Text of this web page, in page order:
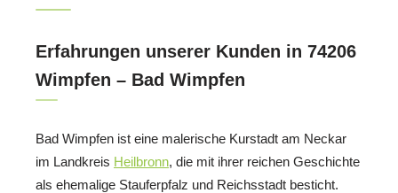
Erfahrungen unserer Kunden in 74206
Wimpfen – Bad Wimpfen
Bad Wimpfen ist eine malerische Kurstadt am Neckar
im Landkreis Heilbronn, die mit ihrer reichen Geschichte
als ehemalige Stauferpfalz und Reichsstadt besticht.